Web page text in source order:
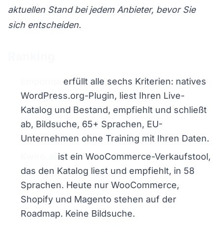
aktuellen Stand bei jedem Anbieter, bevor Sie
sich entscheiden.
erfüllt alle sechs Kriterien: natives
WordPress.org-Plugin, liest Ihren Live-
Katalog und Bestand, empfiehlt und schließt
ab, Bildsuche, 65+ Sprachen, EU-
Unternehmen ohne Training mit Ihren Daten.
ist ein WooCommerce-Verkaufstool,
das den Katalog liest und empfiehlt, in 58
Sprachen. Heute nur WooCommerce,
Shopify und Magento stehen auf der
Roadmap. Keine Bildsuche.